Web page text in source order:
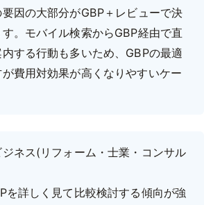
因の大部分がGBP＋レビューで決
。モバイル検索からGBP経由で直
する行動も多いため、GBPの最適
費用対効果が高くなりやすいケー
ネス(リフォーム・士業・コンサル
を詳しく見て比較検討する傾向が強